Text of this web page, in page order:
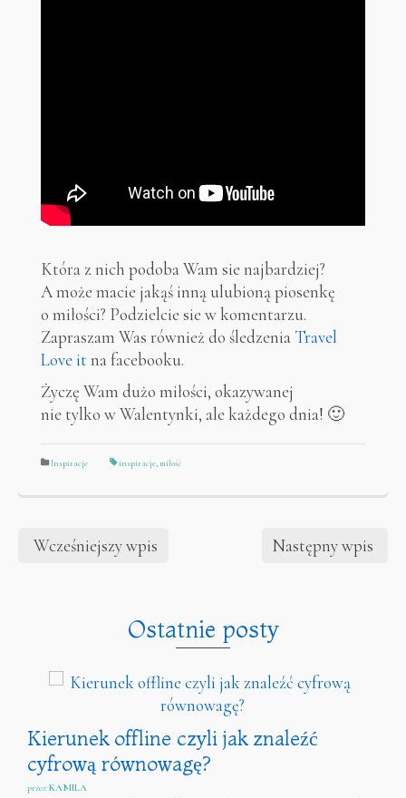
Która z nich podoba Wam sie najbardziej?
A może macie jakąś inną ulubioną piosenkę
o miłości? Podzielcie sie w komentarzu.
Zapraszam Was również do śledzenia Travel
Love it na facebooku.
Życzę Wam dużo miłości, okazywanej
nie tylko w Walentynki, ale każdego dnia! 🙂
Inspiracje inspiracje,miłość
Wcześniejszy wpis Następny wpis
Ostatnie posty
Kierunek offline czyli jak znaleźć
cyfrową równowagę?
przez KAMILA